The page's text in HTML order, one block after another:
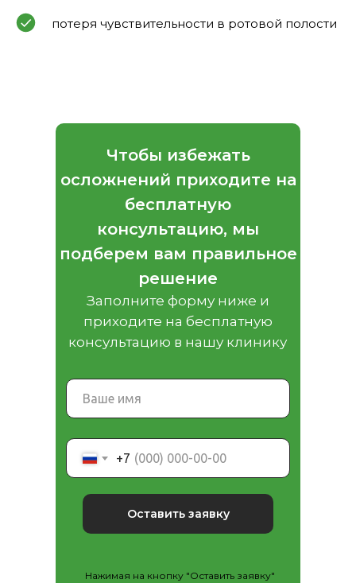
потеря чувствительности в ротовой полости
+7
Оставить заявку
Чтобы избежать
осложнений приходите на
бесплатную
консультацию, мы
подберем вам правильное
решение
Заполните форму ниже и
приходите на бесплатную
консультацию в нашу клинику
Нажимая на кнопку "Оставить заявку"